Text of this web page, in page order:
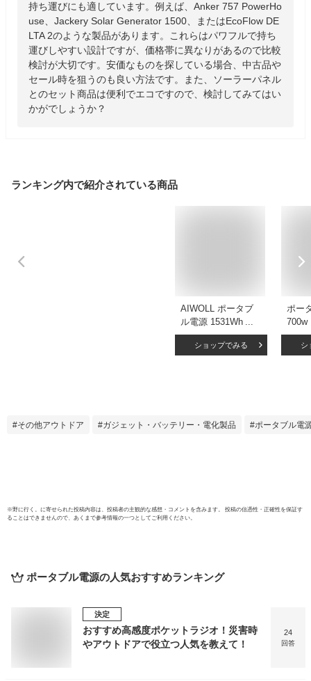
持ち運びにも適しています。例えば、Anker 757 PowerHo
use、Jackery Solar Generator 1500、またはEcoFlow DE
LTA 2のような製品があります。これらはパワフルで持ち
運びしやすい設計ですが、価格帯に異なりがあるので比較
検討が大切です。安価なものを探している場合、中古品や
セール時を狙うのも良い方法です。また、ソーラーパネル
とのセット商品は便利でエコですので、検討してみてはい
かがでしょうか？
ランキング内で紹介されている商品
AIWOLL ポータブ
ル電源 1531Wh 大
容量 1500W(最大
2400W) リン酸鉄 純
LEDライト 防災・
ショップでみる
ポー
700w
AC2
シ
その他アウトドア ガジェット・バッテリー・電化製品 ポータブル電
※野に行く。 に寄せられた投稿内容は、投稿者の主観的な感想・コメントを含みます。 投稿の信憑性・正確性を保証す
ることはできませんので、あくまで参考情報の一つとしてご利用ください。
ポータブル電源の人気おすすめランキング
決定
おすすめ高感度ポケットラジオ！災害時
やアウトドアで役立つ人気を教えて！
24
回答